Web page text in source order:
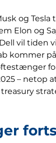
og Tesla
Elon og
vil tiden
kommer
– netop